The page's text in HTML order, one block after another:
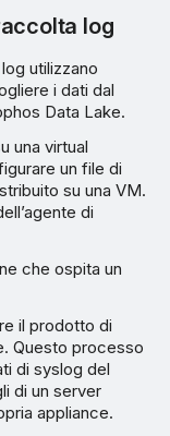
log
utilizzano
i dati dal
Data Lake.
una virtual
un file di
su una VM.
di
che ospita un
il prodotto di
Questo processo
di syslog del
di un server
appliance.